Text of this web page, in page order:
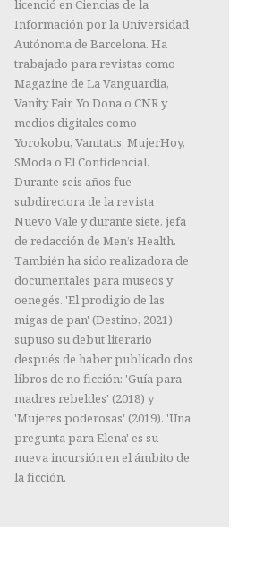
licenció en Ciencias de la
Información por la Universidad
Autónoma de Barcelona. Ha
trabajado para revistas como
Magazine de La Vanguardia,
Vanity Fair, Yo Dona o CNR y
medios digitales como
Yorokobu, Vanitatis, MujerHoy,
SModa o El Confidencial.
Durante seis años fue
subdirectora de la revista
Nuevo Vale y durante siete, jefa
de redacción de Men’s Health.
También ha sido realizadora de
documentales para museos y
oenegés. 'El prodigio de las
migas de pan' (Destino, 2021)
supuso su debut literario
después de haber publicado dos
libros de no ficción: 'Guía para
madres rebeldes' (2018) y
'Mujeres poderosas' (2019). 'Una
pregunta para Elena' es su
nueva incursión en el ámbito de
la ficción.